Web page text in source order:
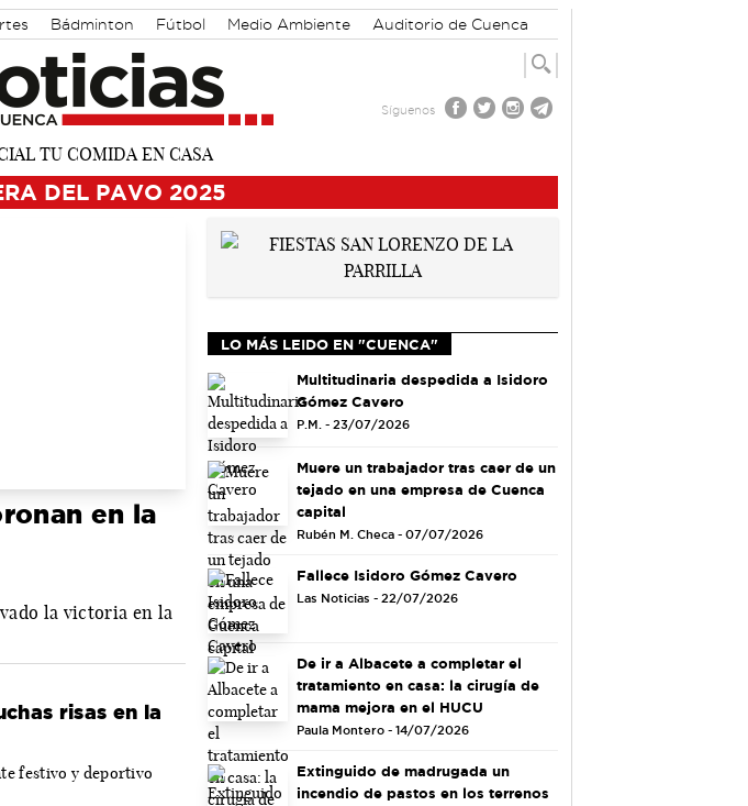
Bádminton Fútbol Medio Ambiente Auditorio de Cuenca
Síguenos
DEL PAVO 2025
en la
la victoria en la
risas en la
festivo y deportivo
LO MÁS LEIDO EN "CUENCA"
Multitudinaria despedida a Isidoro
Gómez Cavero
P.M. - 23/07/2026
Muere un trabajador tras caer de un
tejado en una empresa de Cuenca
capital
Rubén M. Checa - 07/07/2026
Fallece Isidoro Gómez Cavero
Las Noticias - 22/07/2026
De ir a Albacete a completar el
tratamiento en casa: la cirugía de
mama mejora en el HUCU
Paula Montero - 14/07/2026
Extinguido de madrugada un
incendio de pastos en los terrenos